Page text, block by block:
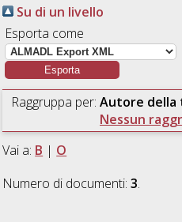
Su di un livello
Esporta come
Raggruppa per: Autore della
Nessun
Vai a: B | O
Numero di documenti:3.